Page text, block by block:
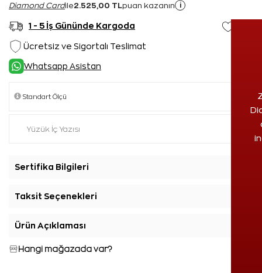
Diamond Cardile2.525,00 TL puan kazanın i
1 - 5 İş Gününde Kargoda
Ücretsiz ve Sigortalı Teslimat
Whatsapp Asistan
Sertifika Bilgileri
Taksit Seçenekleri
Ürün Açıklaması
Hangi mağazada var?